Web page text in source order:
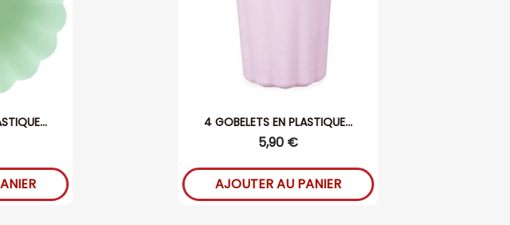
4 GOBELETS EN PLASTIQUE...
5,90 €
AJOUTER AU PANIER